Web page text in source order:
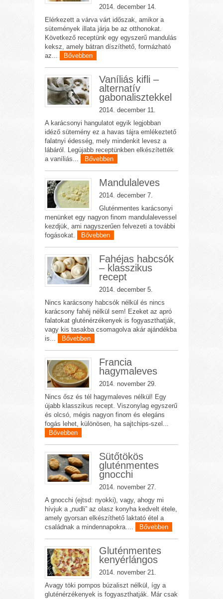
2014. december 14.
Elérkezett a várva várt időszak, amikor a
sütemények illata járja be az otthonokat.
Következő receptünk egy egyszerű mandulás
keksz, amely bátran díszíthető, formázható
az...
Bővebben
Vaníliás kifli –
alternatív
gabonalisztekkel
2014. december 11.
A karácsonyi hangulatot egyik legjobban
idéző sütemény ez a havas tájra emlékeztető
falatnyi édesség, mely mindenkit levesz a
lábáról. Legújabb receptünkben elkészítették
a vaníliás...
Bővebben
Mandulaleves
2014. december 7.
Gluténmentes karácsonyi
menünket egy nagyon finom mandulalevessel
kezdjük, ami nagyszerűen felvezeti a további
fogásokat.
Bővebben
Fahéjas habcsók
– klasszikus
recept
2014. december 5.
Nincs karácsony habcsók nélkül és nincs
karácsony fahéj nélkül sem! Ezeket az apró
falatokat gluténérzékenyek is fogyaszthatják,
vagy kis tasakba csomagolva akár ajándékba
is...
Bővebben
Francia
hagymaleves
2014. november 29.
Nincs ősz és tél hagymaleves nélkül! Egy
újabb klasszikus recept. Viszonylag egyszerű
és olcsó, mégis nagyon finom és elegáns
fogás lehet, különösen, ha sajtchips-szel...
Bővebben
Sütőtökös
gluténmentes
gnocchi
2014. november 27.
A gnocchi (ejtsd: nyokki), vagy, ahogy mi
hívjuk a „nudli” az olasz konyha kedvelt étele,
amely gyorsan elkészíthető laktató étel a
családnak a mindennapokra....
Bővebben
Gluténmentes
kenyérlángos
2014. november 21.
Avagy töki pompos búzaliszt nélkül, így a
gluténérzékenyek is fogyaszthatják. Már csak